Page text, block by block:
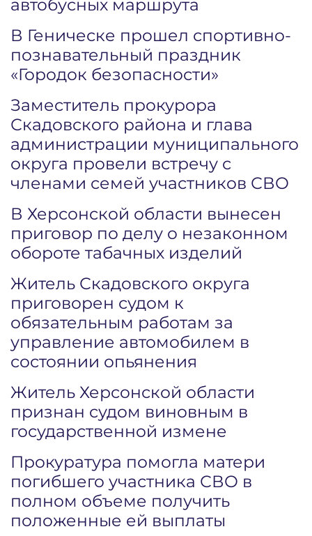
автобусных маршрута
В Геническе прошел спортивно-
познавательный праздник
«Городок безопасности»
Заместитель прокурора
Скадовского района и глава
администрации муниципального
округа провели встречу с
членами семей участников СВО
В Херсонской области вынесен
приговор по делу о незаконном
обороте табачных изделий
Житель Скадовского округа
приговорен судом к
обязательным работам за
управление автомобилем в
состоянии опьянения
Житель Херсонской области
признан судом виновным в
государственной измене
Прокуратура помогла матери
погибшего участника СВО в
полном объеме получить
положенные ей выплаты